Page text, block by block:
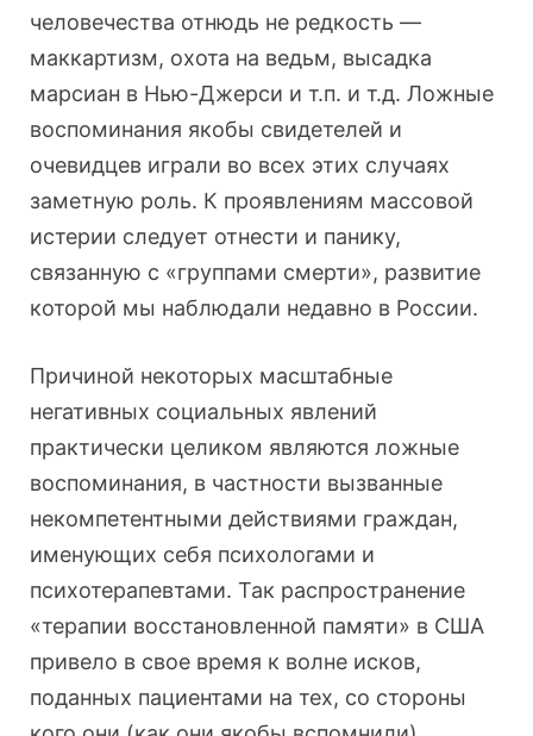
человечества отнюдь не редкость —
маккартизм, охота на ведьм, высадка
марсиан в Нью-Джерси и т.п. и т.д. Ложные
воспоминания якобы свидетелей и
очевидцев играли во всех этих случаях
заметную роль. К проявлениям массовой
истерии следует отнести и панику,
связанную с «группами смерти», развитие
которой мы наблюдали недавно в России.
Причиной некоторых масштабные
негативных социальных явлений
практически целиком являются ложные
воспоминания, в частности вызванные
некомпетентными действиями граждан,
именующих себя психологами и
психотерапевтами. Так распространение
«терапии восстановленной памяти» в США
привело в свое время к волне исков,
поданных пациентами на тех, со стороны